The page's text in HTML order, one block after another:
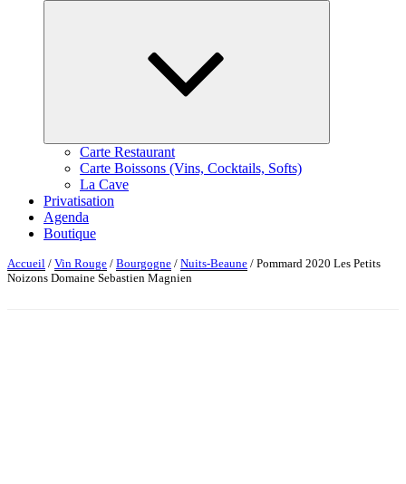
Carte Restaurant
Carte Boissons (Vins, Cocktails, Softs)
La Cave
Privatisation
Agenda
Boutique
Accueil / Vin Rouge / Bourgogne / Nuits-Beaune / Pommard 2020 Les Petits
Noizons Domaine Sebastien Magnien